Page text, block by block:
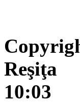
10:03